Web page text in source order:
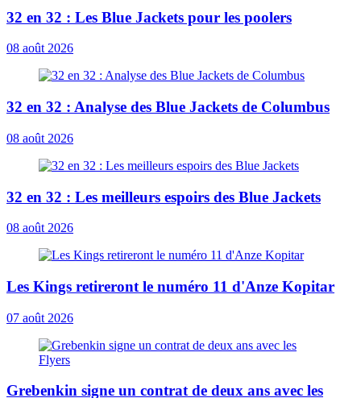
32 en 32 : Les Blue Jackets pour les poolers
08 août 2026
32 en 32 : Analyse des Blue Jackets de Columbus
08 août 2026
32 en 32 : Les meilleurs espoirs des Blue Jackets
08 août 2026
Les Kings retireront le numéro 11 d'Anze Kopitar
07 août 2026
Grebenkin signe un contrat de deux ans avec les